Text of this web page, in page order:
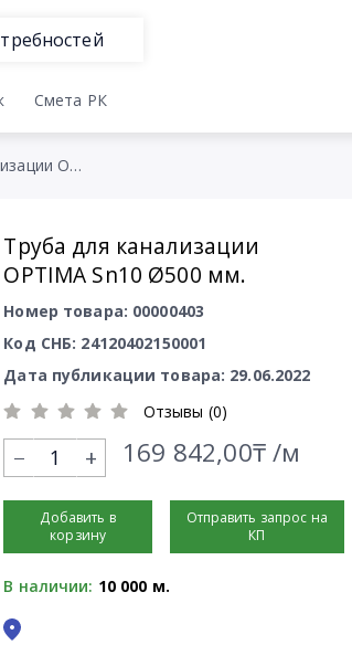
Смета РК
Труба для канализации OPTIMA Sn10 Ø500 мм.
Труба для канализации
OPTIMA Sn10 Ø500 мм.
Номер товара: 00000403
Код СНБ: 24120402150001
Дата публикации товара: 29.06.2022
Отзывы (0)
+ 169 842,00₸ /м
Добавить в
корзину
Отправить запрос на
КП
В наличии: 10 000 м.